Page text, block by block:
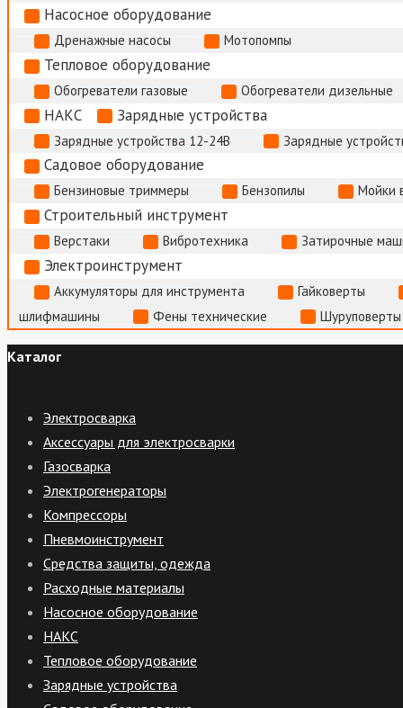
Насосное оборудование
Дренажные насосы Мотопомпы
Тепловое оборудование
Обогреватели газовые Обогреватели дизельные
НАКС Зарядные устройства
Зарядные устройства 12-24В Зарядные
Садовое оборудование
Бензиновые триммеры Бензопилы Мойки
Строительный инструмент
Верстаки Вибротехника Затирочные
Электроинструмент
Аккумуляторы для инструмента
Гайковерты
шлифмашины
Фены технические
Каталог
Электросварка
Аксессуары для электросварки
Газосварка
Электрогенераторы
Компрессоры
Пневмоинструмент
Средства защиты, одежда
Расходные материалы
Насосное оборудование
НАКС
Тепловое оборудование
Зарядные устройства